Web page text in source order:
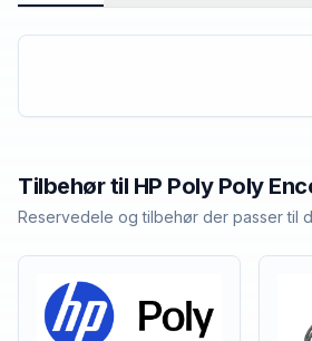
Tilbehør til HP Poly Poly
Reservedele og tilbehør der passer til